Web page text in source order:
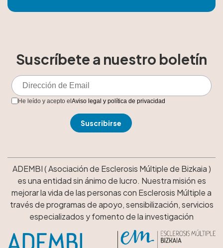
Suscríbete a nuestro boletín
He leído y acepto elAviso legal y política de privacidad
ADEMBI ( Asociación de Esclerosis Múltiple de Bizkaia )
es una entidad sin ánimo de lucro. Nuestra misión es
mejorar la vida de las personas con Esclerosis Múltiple a
través de programas de apoyo, sensibilización, servicios
especializados y fomento de la investigación